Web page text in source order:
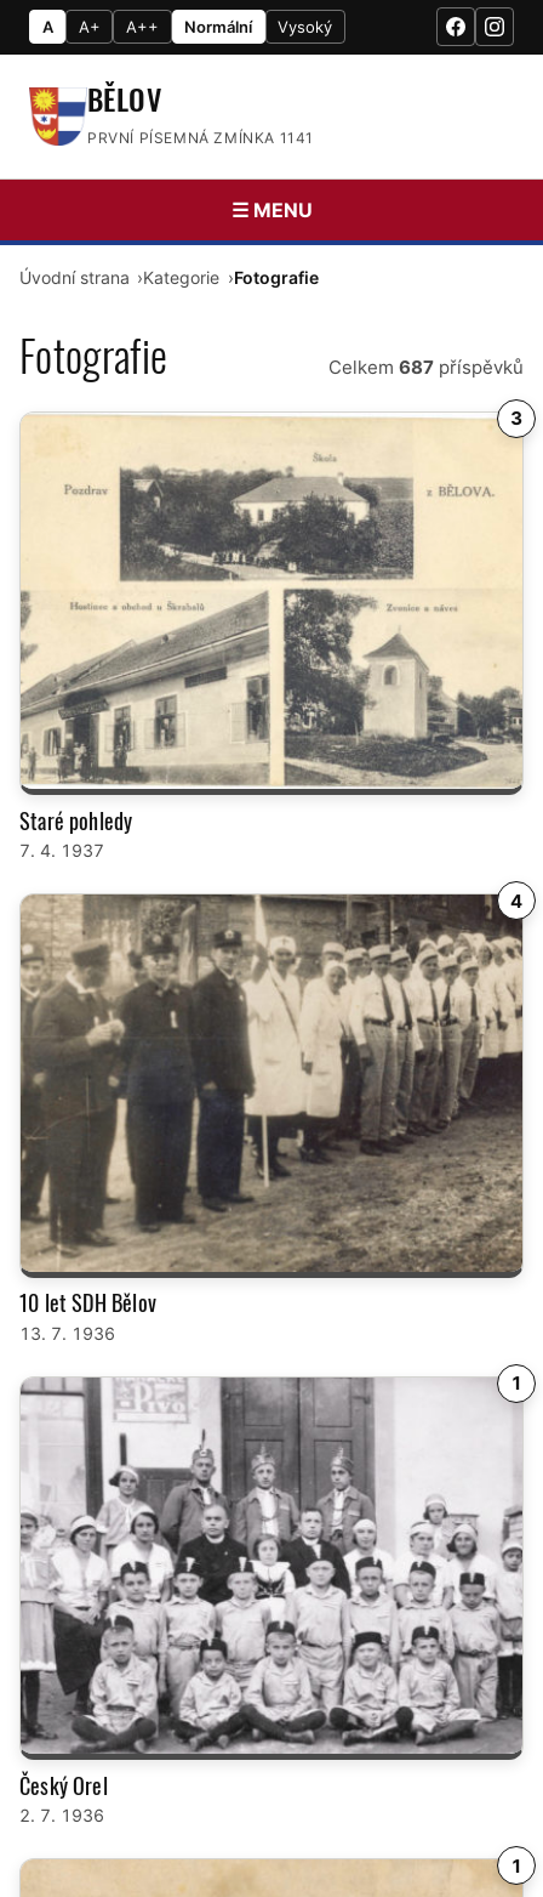
A A+ A++ Normální Vysoký
BĚLOV
PRVNÍ PÍSEMNÁ ZMÍNKA 1141
☰ MENU
Úvodní strana Kategorie Fotografie
Fotografie Celkem 687 příspěvků
3
Staré pohledy
7. 4. 1937
4
10 let SDH Bělov
13. 7. 1936
1
Český Orel
2. 7. 1936
1